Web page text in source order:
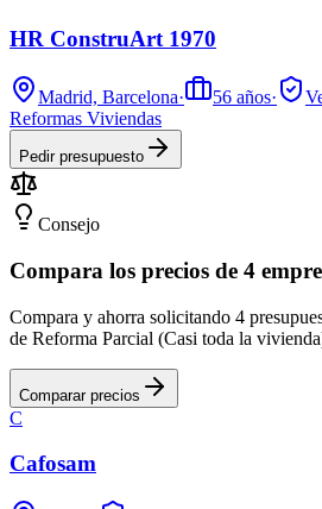
HR ConstruArt 1970
Madrid, Barcelona· 56 años·
Reformas Viviendas
Pedir presupuesto
Consejo
Compara los precios de 4
Compara y ahorra solicitando 4
de Reforma Parcial (Casi toda la
Comparar precios
C
Cafosam